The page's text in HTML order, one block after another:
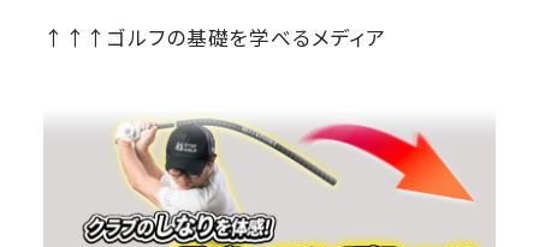
↑↑↑ゴルフの基礎を学べるメディア